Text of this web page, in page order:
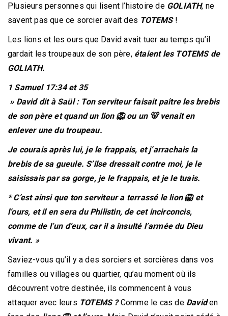
Plusieurs personnes qui lisent l’histoire de GOLIATH, ne
savent pas que ce sorcier avait des TOTEMS!
Les lions et les ours que David avait tuer au temps qu’il
gardait les troupeaux de son père, étaient les TOTEMS de
GOLIATH.
1 Samuel 17:34 et 35
» David dit à Saül : Ton serviteur faisait paître les brebis
de son père et quand un lion 🦁 ou un 🐻 venait en
enlever une du troupeau.
Je courais après lui, je le frappais, et j’arrachais la
brebis de sa gueule. S’ilse dressait contre moi, je le
saisissais par sa gorge, je le frappais, et je le tuais.
* C’est ainsi que ton serviteur a terrassé le lion 🦁 et
l’ours, et il en sera du Philistin, de cet incirconcis,
comme de l’un d’eux, car il a insulté l’armée du Dieu
vivant. »
Saviez-vous qu’il y a des sorciers et sorcières dans vos
familles ou villages ou quartier, qu’au moment où ils
découvrent votre destinée, ils commencent à vous
attaquer avec leurs TOTEMS ?Comme le cas de Daviden